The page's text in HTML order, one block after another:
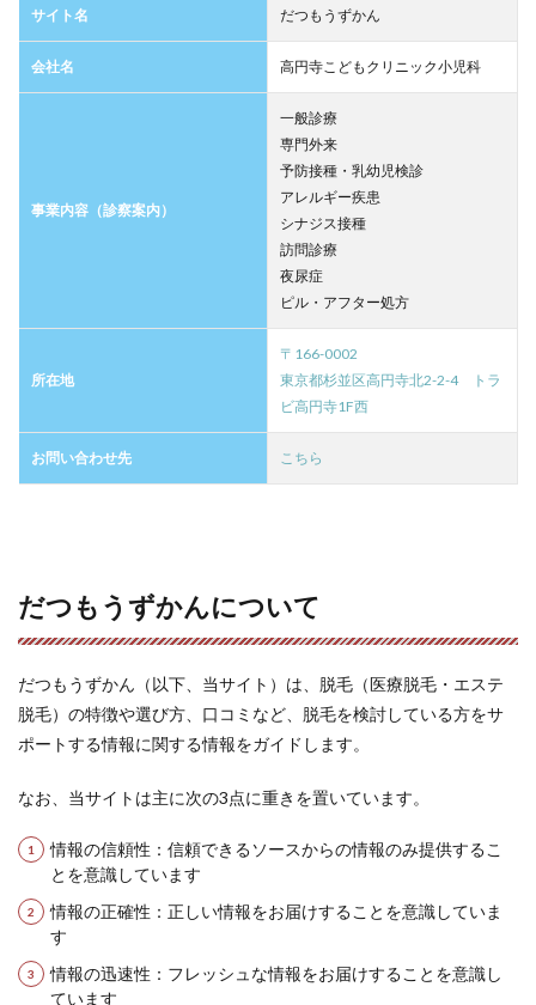
サイト名 だつもうずかん
会社名 高円寺こどもクリニック小児科
事業内容（診察案内）
一般診療
専門外来
予防接種・乳幼児検診
アレルギー疾患
シナジス接種
訪問診療
夜尿症
ピル・アフター処方
所在地
〒166-0002
東京都杉並区高円寺北2-2-4 トラ
ビ高円寺1F西
お問い合わせ先 こちら
だつもうずかんについて
だつもうずかん（以下、当サイト）は、脱毛（医療脱毛・エステ
脱毛）の特徴や選び方、口コミなど、脱毛を検討している方をサ
ポートする情報に関する情報をガイドします。
なお、当サイトは主に次の3点に重きを置いています。
情報の信頼性：信頼できるソースからの情報のみ提供するこ
とを意識しています
情報の正確性：正しい情報をお届けすることを意識していま
す
情報の迅速性：フレッシュな情報をお届けすることを意識し
ています